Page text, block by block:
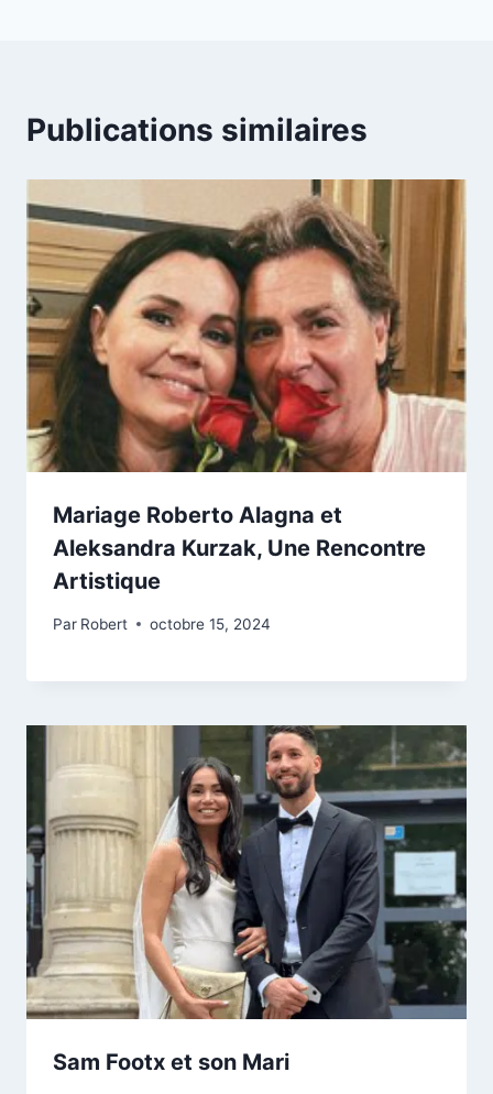
Publications similaires
Mariage Roberto Alagna et
Aleksandra Kurzak, Une Rencontre
Artistique
Par Robert octobre 15, 2024
Sam Footx et son Mari